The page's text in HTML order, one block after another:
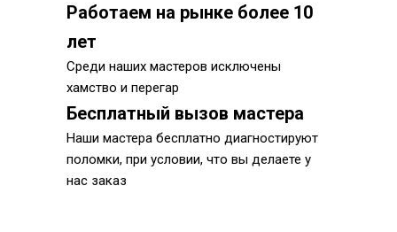
Работаем на рынке более 10
лет
Среди наших мастеров исключены
хамство и перегар
Бесплатный вызов мастера
Наши мастера бесплатно диагностируют
поломки, при условии, что вы делаете у
нас заказ